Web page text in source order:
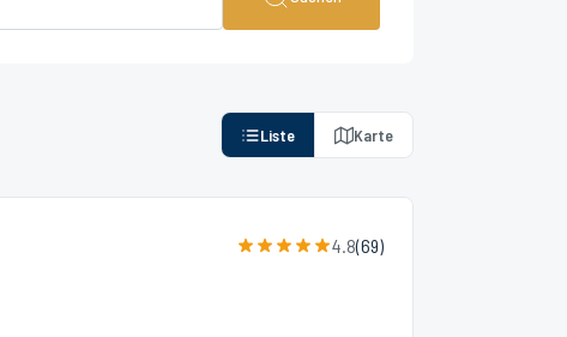
Liste Karte
4.8(69)